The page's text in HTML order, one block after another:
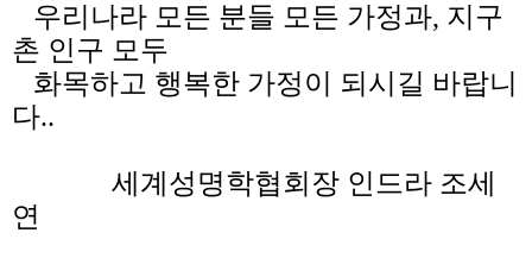
우리나라 모든 분들 모든 가정과, 지구
촌 인구 모두
화목하고 행복한 가정이 되시길 바랍니
다..
세계성명학협회장 인드라 조세
연